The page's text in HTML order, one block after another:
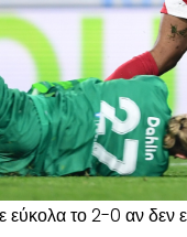
το 2-0 αν δεν